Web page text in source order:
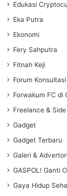
Edukasi
Eka Putra
Ekonomi
Fery Sahputra
Fitnah Keji
Forum
Forwakum FC di
Freelance &
Gadget
Gadget Terbaru
Galeri &
GASPOL! Ganti
Gaya Hidup